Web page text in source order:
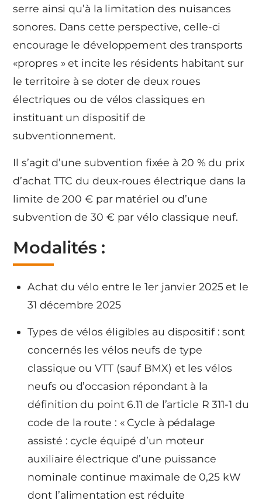
serre ainsi qu’à la limitation des nuisances
sonores. Dans cette perspective, celle-ci
encourage le développement des transports
«propres » et incite les résidents habitant sur
le territoire à se doter de deux roues
électriques ou de vélos classiques en
instituant un dispositif de
subventionnement.
Il s’agit d’une subvention fixée à 20 % du prix
d’achat TTC du deux-roues électrique dans la
limite de 200 € par matériel ou d’une
subvention de 30 € par vélo classique neuf.
Modalités :
Achat du vélo entre le 1er janvier 2025 et le
31 décembre 2025
Types de vélos éligibles au dispositif : sont
concernés les vélos neufs de type
classique ou VTT (sauf BMX) et les vélos
neufs ou d’occasion répondant à la
définition du point 6.11 de l’article R 311-1 du
code de la route : « Cycle à pédalage
assisté : cycle équipé d’un moteur
auxiliaire électrique d’une puissance
nominale continue maximale de 0,25 kW
dont l’alimentation est réduite